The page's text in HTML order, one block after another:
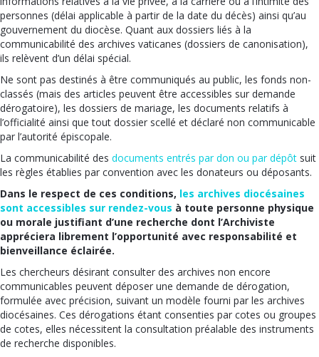
personnes (délai applicable à partir de la date du décès) ainsi qu’au
gouvernement du diocèse. Quant aux dossiers liés à la
communicabilité des archives vaticanes (dossiers de canonisation),
ils relèvent d’un délai spécial.
Ne sont pas destinés à être communiqués au public, les fonds non-
classés (mais des articles peuvent être accessibles sur demande
dérogatoire), les dossiers de mariage, les documents relatifs à
l’officialité ainsi que tout dossier scellé et déclaré non communicable
par l’autorité épiscopale.
La communicabilité des documents entrés par don ou par dépôt suit
les règles établies par convention avec les donateurs ou déposants.
Dans le respect de ces conditions, les archives diocésaines
sont accessibles sur rendez-vous à toute personne physique
ou morale justifiant d’une recherche dont l’Archiviste
appréciera librement l’opportunité avec responsabilité et
bienveillance éclairée.
Les chercheurs désirant consulter des archives non encore
communicables peuvent déposer une demande de dérogation,
formulée avec précision, suivant un modèle fourni par les archives
diocésaines. Ces dérogations étant consenties par cotes ou groupes
de cotes, elles nécessitent la consultation préalable des instruments
de recherche disponibles.